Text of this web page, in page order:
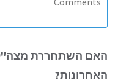
האם
האחרונות?